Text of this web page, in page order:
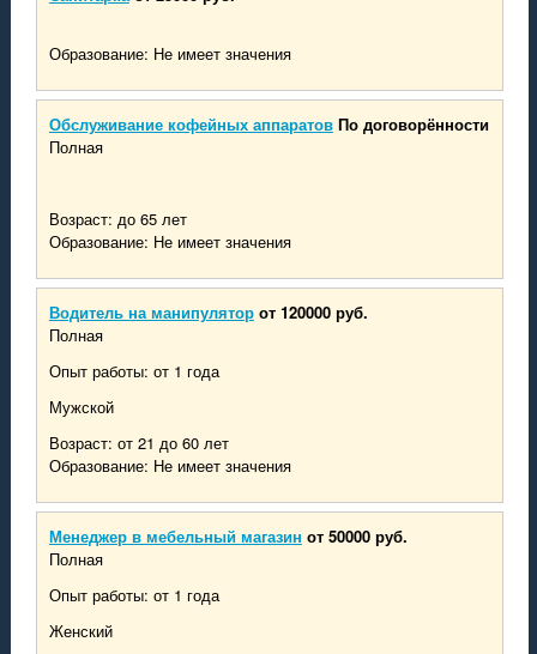
Образование: Не имеет значения
Обслуживание кофейных аппаратов По договорённости
Полная
Возраст: до 65 лет
Образование: Не имеет значения
Водитель на манипулятор от 120000 руб.
Полная
Опыт работы: от 1 года
Мужской
Возраст: от 21 до 60 лет
Образование: Не имеет значения
Менеджер в мебельный магазин от 50000 руб.
Полная
Опыт работы: от 1 года
Женский